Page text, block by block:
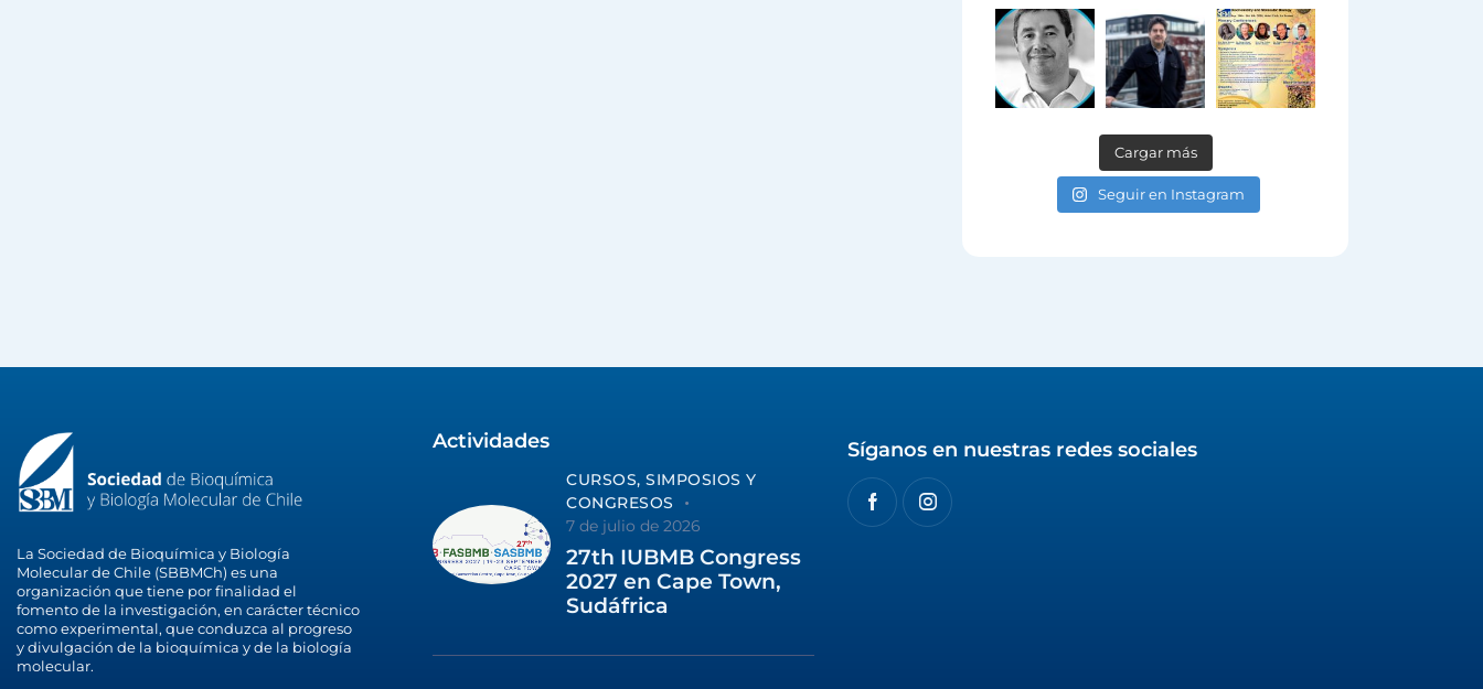
Cargar más
Seguir en Instagram
La Sociedad de Bioquímica y Biología
Molecular de Chile (SBBMCh) es una
organización que tiene por finalidad el
fomento de la investigación, en carácter técnico
como experimental, que conduzca al progreso
y divulgación de la bioquímica y de la biología
molecular.
Actividades
CURSOS, SIMPOSIOS Y
CONGRESOS
7 de julio de 2026
27th IUBMB Congress
2027 en Cape Town,
Sudáfrica
Síganos en nuestras redes sociales